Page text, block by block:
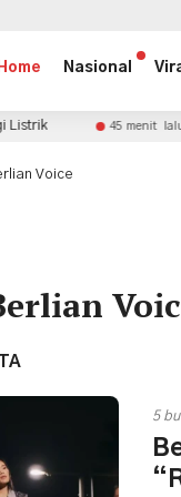
Home Nasional
45 menit lalu GWM
Voice
5